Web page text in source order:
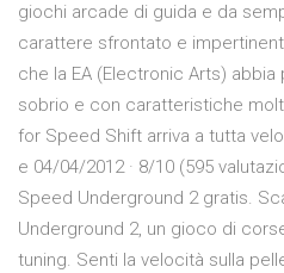
giochi arcade di guida e da
carattere sfrontato e
che la EA (Electronic Arts)
sobrio e con caratteristiche
for Speed Shift arriva a tutta
e 04/04/2012 · 8/10 (595
Speed Underground 2 gratis.
Underground 2, un gioco di
tuning. Senti la velocità sulla